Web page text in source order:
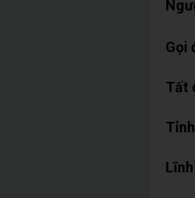
Gọi
Tất